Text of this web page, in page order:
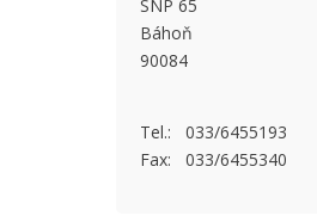
SNP 65
Báhoň
90084
Tel.: 033/6455193
Fax: 033/6455340